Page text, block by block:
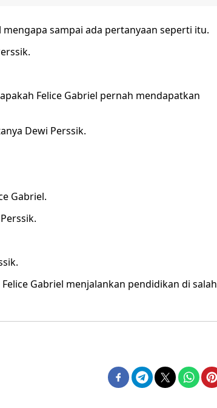
sampai ada pertanyaan seperti itu.
Felice Gabriel pernah mendapatkan
Dewi Perssik.
Gabriel.
Gabriel menjalankan pendidikan di salah